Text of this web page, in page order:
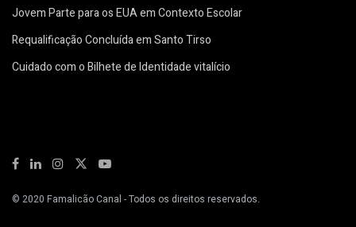
Jovem Parte para os EUA em Contexto Escolar
Requalificação Concluída em Santo Tirso
Cuidado com o Bilhete de Identidade vitalício
© 2020 Famalicão Canal - Todos os direitos reservados.